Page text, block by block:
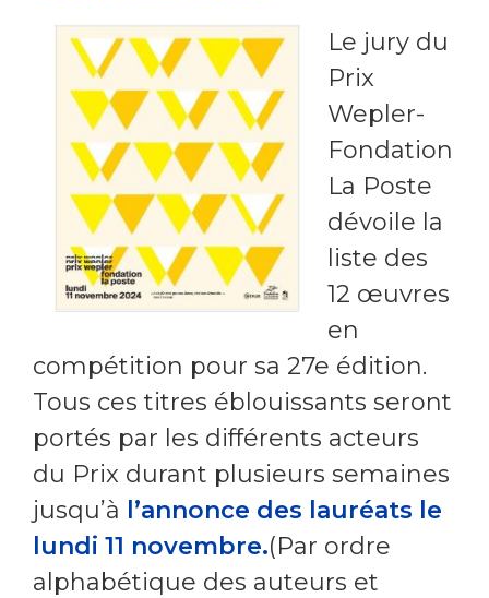
Le jury du
Prix
Wepler-
Fondation
La Poste
dévoile la
liste des
12 œuvres
en
compétition pour sa 27e édition.
Tous ces titres éblouissants seront
portés par les différents acteurs
du Prix durant plusieurs semaines
jusqu’à l’annonce des lauréats le
lundi 11 novembre.(Par ordre
alphabétique des auteurs et